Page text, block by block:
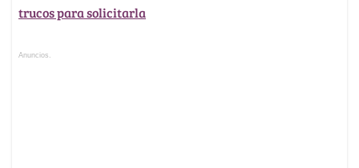
trucos para solicitarla
Anuncios.